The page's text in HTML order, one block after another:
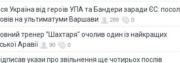
Україна від героїв УПА та Бандери заради ЄС: посол
на ультиматуми Варшави
289 0
тренер "Шахтаря" очолив один із найкращих
Аравії
90 0
укази про звільнення ще чотирьох послів